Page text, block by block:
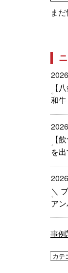
ま
【
和
【
を
＼
ア
事例